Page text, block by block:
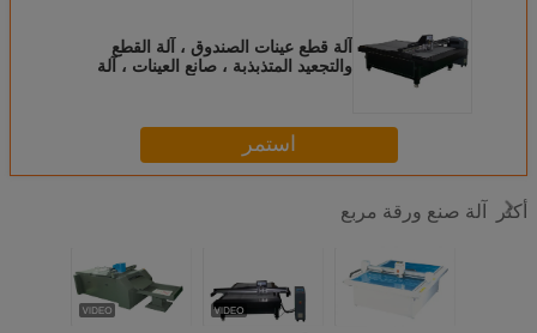
آلة قطع عينات الصندوق ، آلة القطع
والتجعيد المتذبذبة ، صانع العينات ، آلة
استمر
أكثر آلة صنع ورقة مربع